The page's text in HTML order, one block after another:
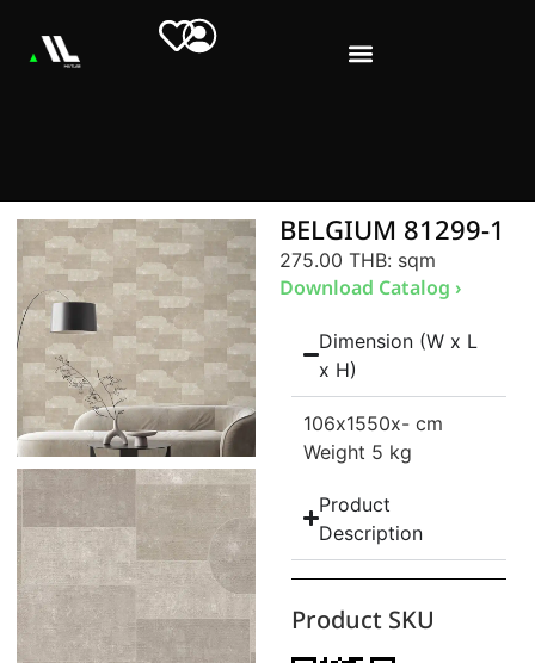
BELGIUM 81299-1
275.00 THB: sqm
Download Catalog ›
Dimension (W x L
x H)
106x1550x- cm
Weight 5 kg
Product
Description
Product SKU